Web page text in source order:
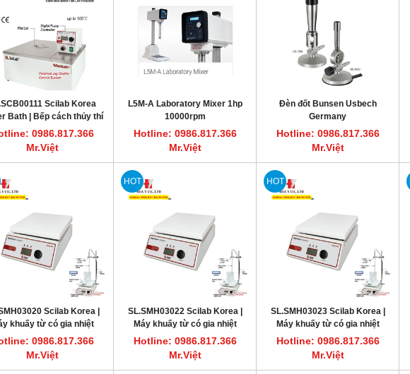
HOT HOT
Scilab Korea
Bath | Bếp cách thủy thí
có tuần hoàn 11 lít SCB-
11
0986.817.366
Mr.Việt
L5M-A Laboratory Mixer 1hp
10000rpm
Hotline: 0986.817.366
Mr.Việt
Đèn đốt Bunsen Usbech
Germany
Hotline: 0986.817.366
Mr.Việt
Scilab Korea |
khuấy từ có gia nhiệt
thí nghiệm, SMSH-20D
0986.817.366
Mr.Việt
HOT
SL.SMH03022 Scilab Korea |
Máy khuấy từ có gia nhiệt
phòng thí nghiệm, SMSH-30D
Hotline: 0986.817.366
Mr.Việt
HOT
SL.SMH03023 Scilab Korea |
Máy khuấy từ có gia nhiệt
phòng thí nghiệm, SMSH-30D-
Set
Hotline: 0986.817.366
Mr.Việt